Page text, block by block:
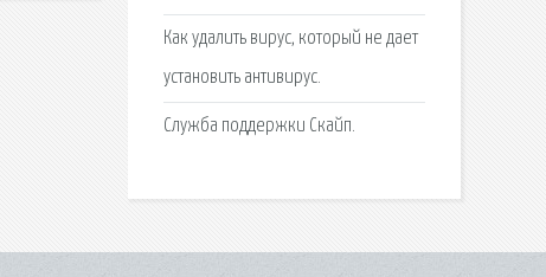
Как удалить вирус, который не дает
установить антивирус.
Служба поддержки Скайп.